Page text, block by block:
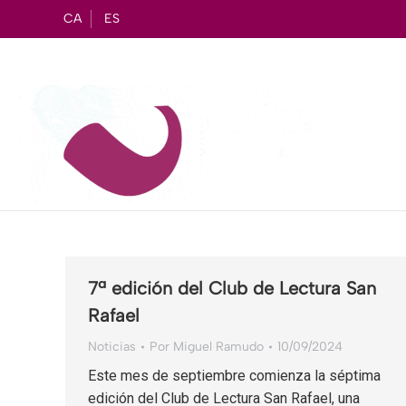
CA ES
7ª edición del Club de Lectura San
Rafael
Noticias Por Miguel Ramudo 10/09/2024
Este mes de septiembre comienza la séptima
edición del Club de Lectura San Rafael, una